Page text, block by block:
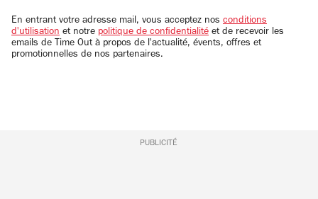
email
En entrant votre adresse mail, vous acceptez nos conditions
d'utilisation et notre politique de confidentialité et de recevoir les
emails de Time Out à propos de l'actualité, évents, offres et
promotionnelles de nos partenaires.
PUBLICITÉ